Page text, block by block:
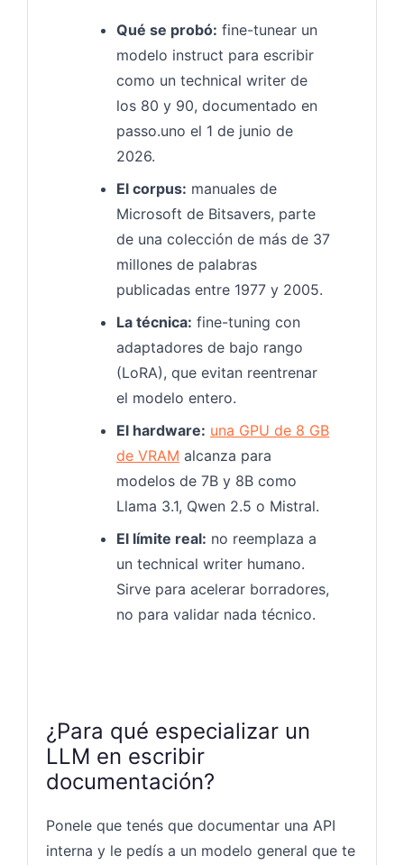
Qué se probó: fine-tunear un
modelo instruct para escribir
como un technical writer de
los 80 y 90, documentado en
passo.uno el 1 de junio de
2026.
El corpus: manuales de
Microsoft de Bitsavers, parte
de una colección de más de 37
millones de palabras
publicadas entre 1977 y 2005.
La técnica: fine-tuning con
adaptadores de bajo rango
(LoRA), que evitan reentrenar
el modelo entero.
El hardware: una GPU de 8 GB
de VRAM alcanza para
modelos de 7B y 8B como
Llama 3.1, Qwen 2.5 o Mistral.
El límite real: no reemplaza a
un technical writer humano.
Sirve para acelerar borradores,
no para validar nada técnico.
¿Para qué especializar un
LLM en escribir
documentación?
Ponele que tenés que documentar una API
interna y le pedís a un modelo general que te